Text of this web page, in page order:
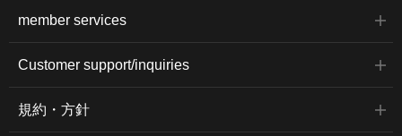
member services
Customer support/inquiries
規約・方針